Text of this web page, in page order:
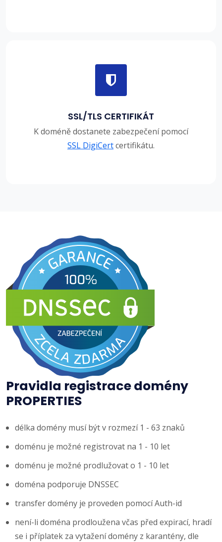
SSL/TLS CERTIFIKÁT
K doméně dostanete zabezpečení pomocí
SSL DigiCertcertifikátu.
Pravidla registrace domény
PROPERTIES
délka domény musí být v rozmezí 1 - 63 znaků
doménu je možné registrovat na 1 - 10 let
doménu je možné prodlužovat o 1 - 10 let
doména podporuje DNSSEC
transfer domény je proveden pomocí Auth-id
není-li doména prodloužena včas před expirací, hradí
se i příplatek za vytažení domény z karantény, dle